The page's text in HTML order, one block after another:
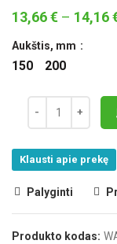
13,66€ – 14,16
Aukštis, mm
150 200
Klausti apie prekę
Palyginti
Produkto kodas: